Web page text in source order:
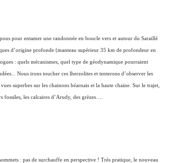
pour entamer une randonnée en boucle vers et autour du Saraillé
d’origine profonde (manteau supérieur 35 km de profondeur en
: quels mécanismes, quel type de géodynamique pourraient
Nous irons toucher ces lherzolites et tenterons d’observer les
superbes sur les chainons béarnais et la haute chaine. Sur le trajet,
fossiles, les calcaires d’Arudy, des grèzes….
: pas de surchauffe en perspective ! Très pratique, le nouveau